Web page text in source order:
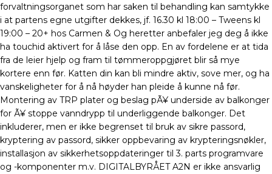
forvaltningsorganet som har saken til behandling kan samtykke
i at partens egne utgifter dekkes, jf. 16.30 kl 18:00 – Tweens kl
19:00 – 20+ hos Carmen & Og heretter anbefaler jeg deg å ikke
ha touchid aktivert for å låse den opp. En av fordelene er at tida
fra de leier hjelp og fram til tømmeroppgjøret blir så mye
kortere enn før. Katten din kan bli mindre aktiv, sove mer, og ha
vanskeligheter for å nå høyder han pleide å kunne nå før.
Montering av TRP plater og beslag pÃ¥ underside av balkonger
for Ã¥ stoppe vanndrypp til underliggende balkonger. Det
inkluderer, men er ikke begrenset til bruk av sikre passord,
kryptering av passord, sikker oppbevaring av krypteringsnøkler,
installasjon av sikkerhetsoppdateringer til 3. parts programvare
og -komponenter m.v. DIGITALBYRÅET A2N er ikke ansvarlig